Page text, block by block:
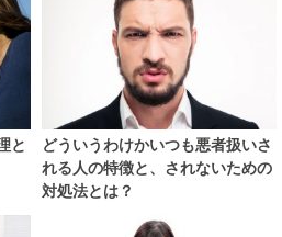
と
どういうわけかいつも悪者扱いさ
れる人の特徴と、されないための
対処法とは？